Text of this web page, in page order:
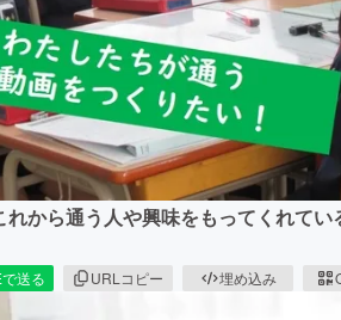
CAMPFIRE
から通う人や興味をもってくれてい
送る URLコピー 埋め込み